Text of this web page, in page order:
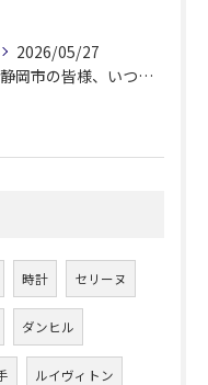
2026/05/27
静岡市の皆様、いつも大変お世話になっております。
時計 セリーヌ
ダンヒル
ルイヴィトン